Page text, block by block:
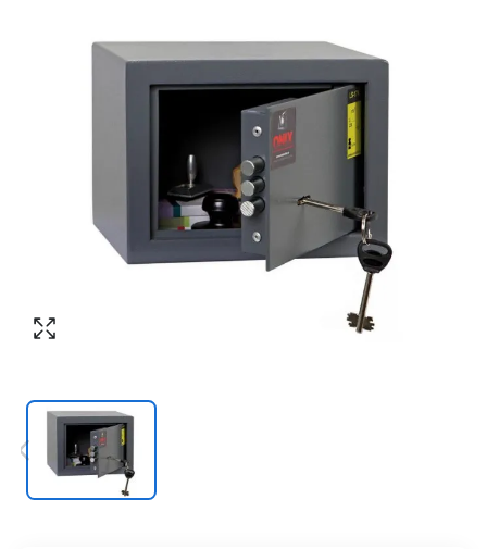
данных в соответствии сполитикой
ПЕРЕЗВОНИТЕ МНЕ
Согласен с обработкой персональных
данных в соответствии с
политикой
конфиденциальности